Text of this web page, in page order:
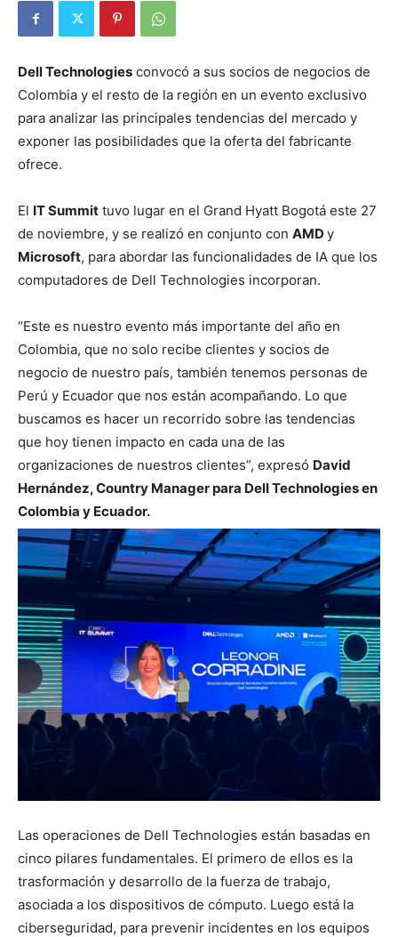
Dell Technologies convocó a sus socios de negocios de
Colombia y el resto de la región en un evento exclusivo
para analizar las principales tendencias del mercado y
exponer las posibilidades que la oferta del fabricante
ofrece.
El IT Summit tuvo lugar en el Grand Hyatt Bogotá este 27
de noviembre, y se realizó en conjunto con AMD y
Microsoft, para abordar las funcionalidades de IA que los
computadores de Dell Technologies incorporan.
“Este es nuestro evento más importante del año en
Colombia, que no solo recibe clientes y socios de
negocio de nuestro país, también tenemos personas de
Perú y Ecuador que nos están acompañando. Lo que
buscamos es hacer un recorrido sobre las tendencias
que hoy tienen impacto en cada una de las
organizaciones de nuestros clientes”, expresó David
Hernández, Country Manager para Dell Technologies en
Colombia y Ecuador.
Las operaciones de Dell Technologies están basadas en
cinco pilares fundamentales. El primero de ellos es la
trasformación y desarrollo de la fuerza de trabajo,
asociada a los dispositivos de cómputo. Luego está la
ciberseguridad, para prevenir incidentes en los equipos